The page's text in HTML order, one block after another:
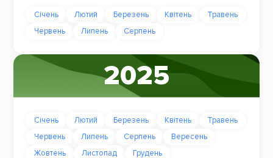
Січень Лютий Березень Квітень
Травень
Червень
Липень Серпень
2025
Січень Лютий Березень Квітень
Травень
Червень
Липень Серпень
Вересень
Жовтень
Листопад Грудень